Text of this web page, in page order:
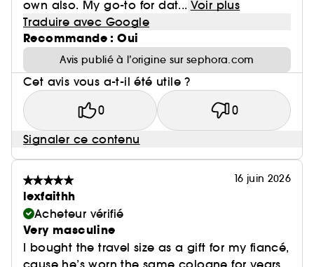
own also. My go-to for dat... Voir plus
Traduire avec Google
Recommande : Oui
Avis publié à l’origine sur sephora.com
Cet avis vous a-t-il été utile ?
0 0
Signaler ce contenu
16 juin 2026
lexfaithh
Acheteur vérifié
Very masculine
I bought the travel size as a gift for my fiancé,
cause he’s worn the same cologne for years